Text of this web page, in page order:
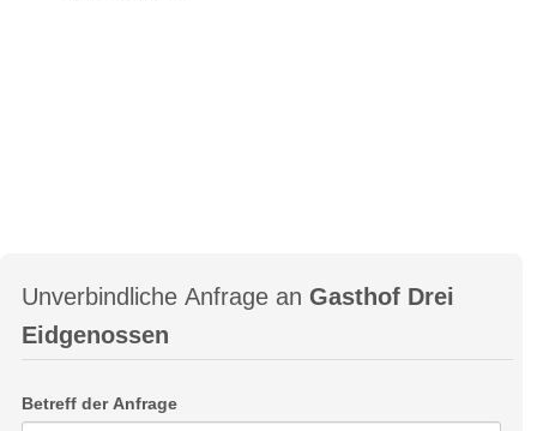
Unverbindliche Anfrage an Gasthof Drei
Eidgenossen
Betreff der Anfrage